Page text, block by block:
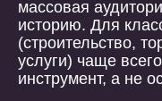
массовая
историю. Для
(строительство,
услуги) чаще
инструмент, а не